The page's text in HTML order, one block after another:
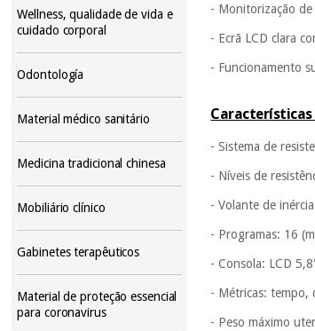
Wellness, qualidade de vida e
cuidado corporal
Odontología
Material médico sanitário
Medicina tradicional chinesa
Mobiliário clínico
Gabinetes terapêuticos
Material de proteção essencial
para coronavirus
- Monitorização de
- Ecrã LCD clara
- Funcionamento
Características
- Sistema de
- Níveis de
- Volante de
- Programas: 16
- Consola: LCD
- Métricas: tempo,
- Peso máximo